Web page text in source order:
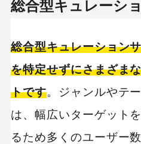
人気の
総合型キュレーシ
総合型キュレーション
を特定せずにさまざま
トです。ジャンルやテ
は、幅広いターゲット
るため多くのユーザー